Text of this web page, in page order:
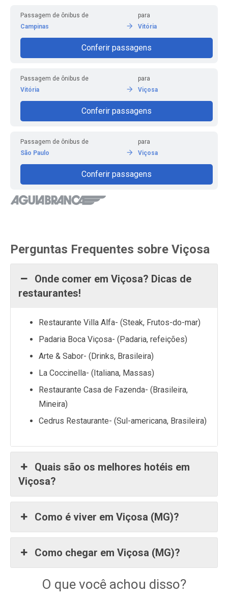
Passagem de ônibus de
Campinas
para
Vitória
Conferir passagens
Passagem de ônibus de
Vitória
para
Viçosa
Conferir passagens
Passagem de ônibus de
São Paulo
para
Viçosa
Conferir passagens
Perguntas Frequentes sobre Viçosa
Onde comer em Viçosa? Dicas de
restaurantes!
Restaurante Villa Alfa- (Steak, Frutos-do-mar)
Padaria Boca Viçosa- (Padaria, refeições)
Arte & Sabor- (Drinks, Brasileira)
La Coccinella- (Italiana, Massas)
Restaurante Casa de Fazenda- (Brasileira,
Mineira)
Cedrus Restaurante- (Sul-americana, Brasileira)
Quais são os melhores hotéis em
Viçosa?
Como é viver em Viçosa (MG)?
Como chegar em Viçosa (MG)?
O que você achou disso?